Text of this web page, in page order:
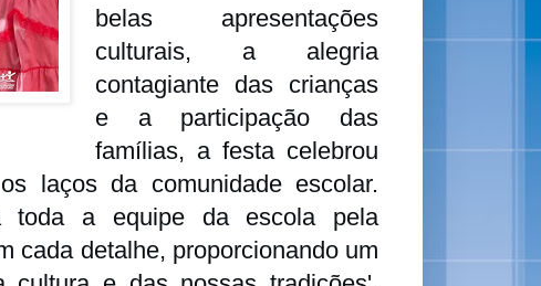
belas apresentações
culturais, a alegria
contagiante das crianças
e a participação das
famílias, a festa celebrou
laços da comunidade escolar.
toda a equipe da escola pela
cada detalhe, proporcionando um